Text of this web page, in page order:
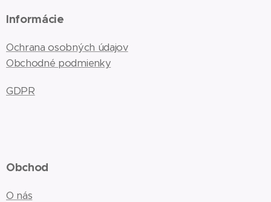
Informácie
Ochrana osobných údajov
Obchodné podmienky
GDPR
Obchod
O nás